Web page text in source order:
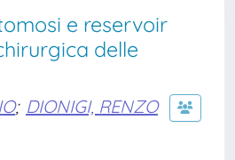
e reservoir
delle
; DIONIGI, RENZO